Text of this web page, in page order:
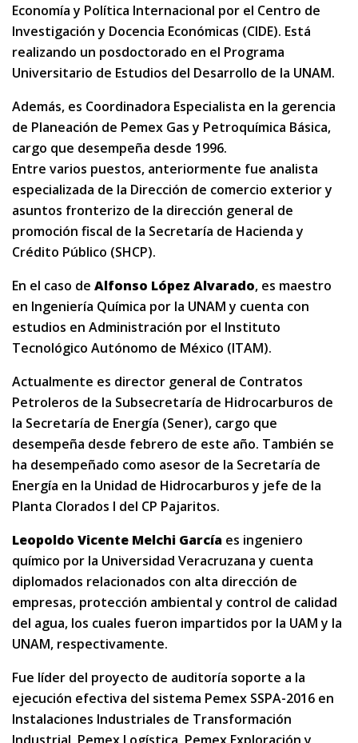
Economía y Política Internacional por el Centro de
Investigación y Docencia Económicas (CIDE). Está
realizando un posdoctorado en el Programa
Universitario de Estudios del Desarrollo de la UNAM.
Además, es Coordinadora Especialista en la gerencia
de Planeación de Pemex Gas y Petroquímica Básica,
cargo que desempeña desde 1996.
Entre varios puestos, anteriormente fue analista
especializada de la Dirección de comercio exterior y
asuntos fronterizo de la dirección general de
promoción fiscal de la Secretaría de Hacienda y
Crédito Público (SHCP).
En el caso de Alfonso López Alvarado, es maestro
en Ingeniería Química por la UNAM y cuenta con
estudios en Administración por el Instituto
Tecnológico Autónomo de México (ITAM).
Actualmente es director general de Contratos
Petroleros de la Subsecretaría de Hidrocarburos de
la Secretaría de Energía (Sener), cargo que
desempeña desde febrero de este año. También se
ha desempeñado como asesor de la Secretaría de
Energía en la Unidad de Hidrocarburos y jefe de la
Planta Clorados I del CP Pajaritos.
Leopoldo Vicente Melchi García es ingeniero
químico por la Universidad Veracruzana y cuenta
diplomados relacionados con alta dirección de
empresas, protección ambiental y control de calidad
del agua, los cuales fueron impartidos por la UAM y la
UNAM, respectivamente.
Fue líder del proyecto de auditoría soporte a la
ejecución efectiva del sistema Pemex SSPA-2016 en
Instalaciones Industriales de Transformación